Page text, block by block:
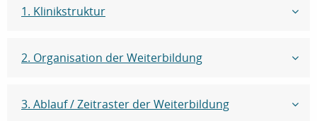
1. Klinikstruktur
2. Organisation der Weiterbildung
3. Ablauf / Zeitraster der Weiterbildung